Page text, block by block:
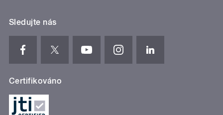
Sledujte nás
Certifikováno